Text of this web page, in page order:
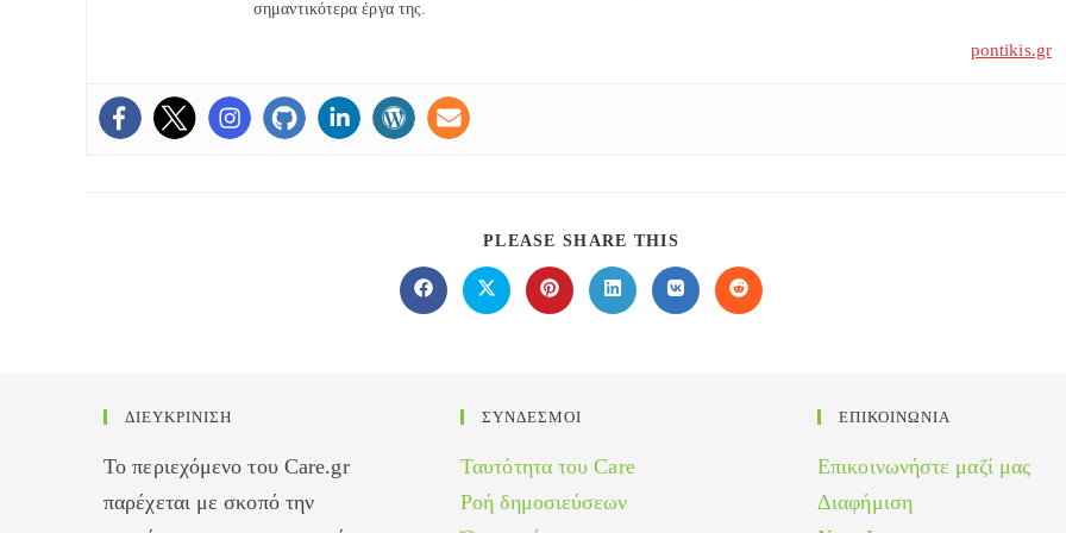
σημαντικότερα έργα της.
pontikis.gr
PLEASE SHARE THIS
THIS
CONTENT
Opens
in
Opens
in
Opens
in
Opens
in
Opens
in
Opens
in
ΔΙΕΥΚΡΙΝΙΣΗ
Το περιεχόμενο του Care.gr
παρέχεται με σκοπό την
ΣΥΝΔΕΣΜΟΙ
Ταυτότητα του Care
Ροή δημοσιεύσεων
ΕΠΙΚΟΙΝΩΝΙΑ
Επικοινωνήστε μαζί μας
Διαφήμιση